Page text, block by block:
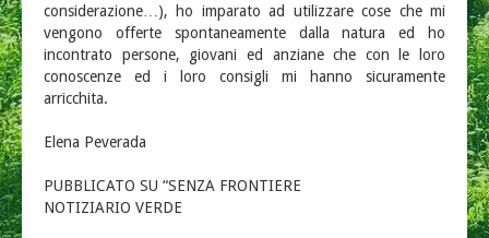
considerazione…), ho imparato ad utilizzare cose che mi
vengono offerte spontaneamente dalla natura ed ho
incontrato persone, giovani ed anziane che con le loro
conoscenze ed i loro consigli mi hanno sicuramente
arricchita.
Elena Peverada
PUBBLICATO SU “SENZA FRONTIERE
NOTIZIARIO VERDE